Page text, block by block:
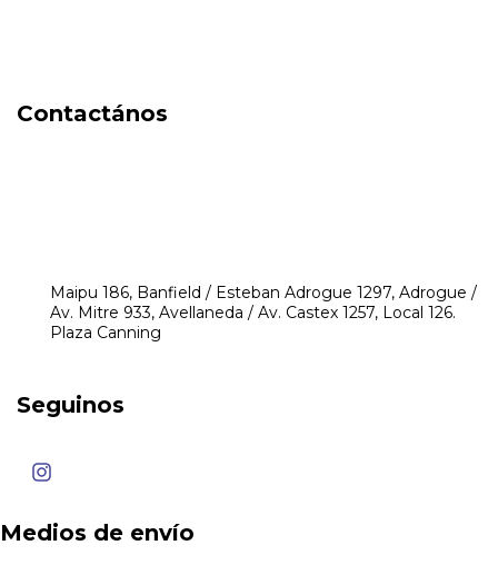
Contactános
Maipu 186, Banfield / Esteban Adrogue 1297, Adrogue /
Av. Mitre 933, Avellaneda / Av. Castex 1257, Local 126.
Plaza Canning
Seguinos
Medios de envío